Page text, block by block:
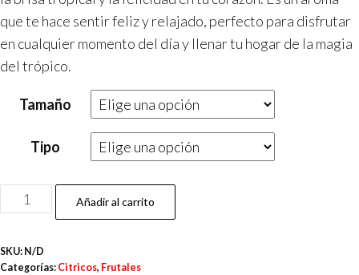
que te hace sentir feliz y relajado, perfecto para disfrutar
en cualquier momento del día y llenar tu hogar de la magia
del trópico.
Tamaño
Tipo
Añadir al carrito
SKU: N/D
Categorías: Citricos, Frutales